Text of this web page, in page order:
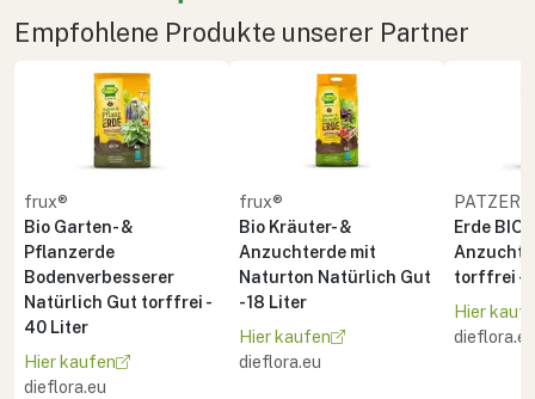
Empfohlene Produkte unserer Partner
frux®
Bio Garten- &
Pflanzerde
Bodenverbesserer
Natürlich Gut torffrei -
40 Liter
Hier kaufen
dieflora.eu
frux®
Bio Kräuter- &
Anzuchterde mit
Naturton Natürlich Gut
- 18 Liter
Hier kaufen
dieflora.eu
PATZER
Erde
Anzucht
torffrei -
Hier
dieflora.eu